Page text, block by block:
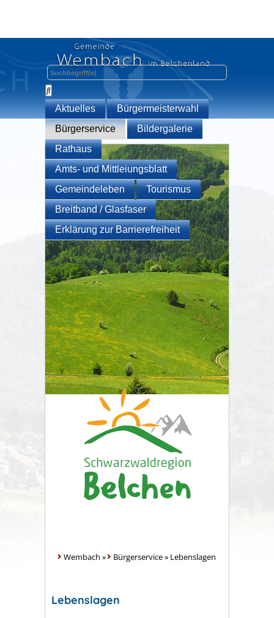
Aktuelles
Bürgermeisterwahl
Bürgerservice
Bildergalerie
Rathaus
Amts- und Mittleiungsblatt
Gemeindeleben
Tourismus
Breitband / Glasfaser
Erklärung zur Barrierefreiheit
Wembach » Bürgerservice» Lebenslagen
Lebenslagen